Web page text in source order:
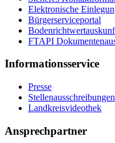
Elektronische
Bürgerserviceportal
FTAPI
Informationsservice
Presse
Stellenausschreibungen
Landkreisvideothek
Ansprechpartner